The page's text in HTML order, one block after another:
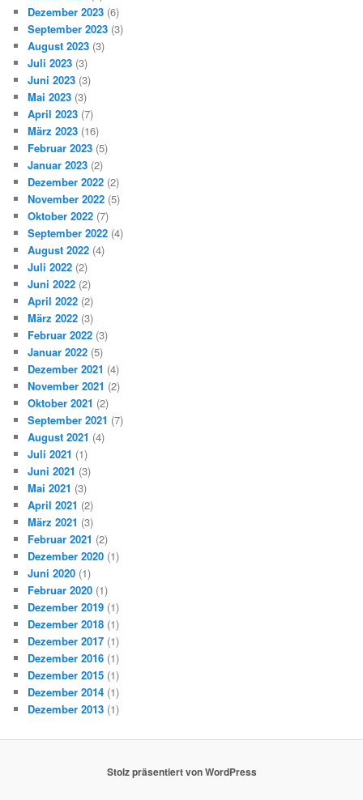
Dezember 2023 (6)
September 2023 (3)
August 2023 (3)
Juli 2023 (3)
Juni 2023 (3)
Mai 2023 (3)
April 2023 (7)
März 2023 (16)
Februar 2023 (5)
Januar 2023 (2)
Dezember 2022 (2)
November 2022 (5)
Oktober 2022 (7)
September 2022 (4)
August 2022 (4)
Juli 2022 (2)
Juni 2022 (2)
April 2022 (2)
März 2022 (3)
Februar 2022 (3)
Januar 2022 (5)
Dezember 2021 (4)
November 2021 (2)
Oktober 2021 (2)
September 2021 (7)
August 2021 (4)
Juli 2021 (1)
Juni 2021 (3)
Mai 2021 (3)
April 2021 (2)
März 2021 (3)
Februar 2021 (2)
Dezember 2020 (1)
Juni 2020 (1)
Februar 2020 (1)
Dezember 2019 (1)
Dezember 2018 (1)
Dezember 2017 (1)
Dezember 2016 (1)
Dezember 2015 (1)
Dezember 2014 (1)
Dezember 2013 (1)
Stolz präsentiert von WordPress